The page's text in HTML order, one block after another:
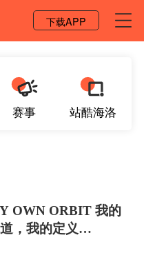
下载APP
赛事 站酷海洛
OWN ORBIT 我的
，我的定义